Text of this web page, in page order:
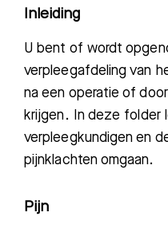
Inleiding
U bent of wordt
verpleegafdeling van
na een operatie of
krijgen. In deze folder
verpleegkundigen en
pijnklachten omgaan.
Pijn